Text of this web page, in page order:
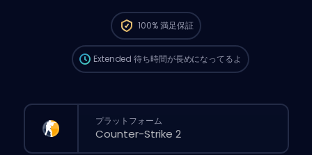
100%満足保証
から、サイトから普通に注文するより待ち時間
が長くなる可能性があるよ。
Extended 待ち時間が長めになってるよ
プラットフォーム